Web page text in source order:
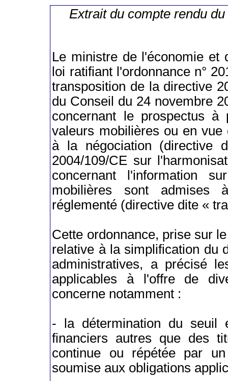
Extrait du compte rendu
Le ministre de l'économie et
loi ratifiant l'ordonnance n°
transposition de la directive
du Conseil du 24 novembre
concernant le prospectus
valeurs mobilières ou en vue
à la négociation (directive
2004/109/CE sur
concernant l'information
mobilières sont
réglementé (directive dite «
Cette ordonnance, prise sur
relative à la simplification du
administratives, a précisé
applicables à l'offre de
concerne notamment :
- la détermination du seuil
financiers autres que des
continue ou répétée par
soumise aux obligations